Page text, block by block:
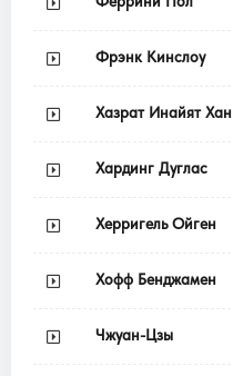
Фрэнк Кинслоу
Хазрат Инайят Хан
Хардинг Дуглас
Херригель Ойген
Хофф Бенджамен
Чжуан-Цзы